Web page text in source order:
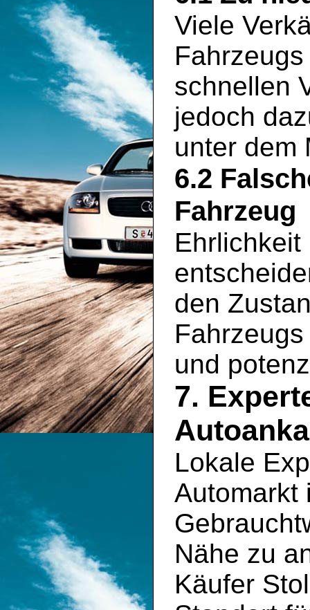
Viele
schnellen
jedoch
unter dem
6.2
Fahrzeug
Ehrlichkeit
den
und
7.
Lokale
Automarkt
Nähe zu
Käufer